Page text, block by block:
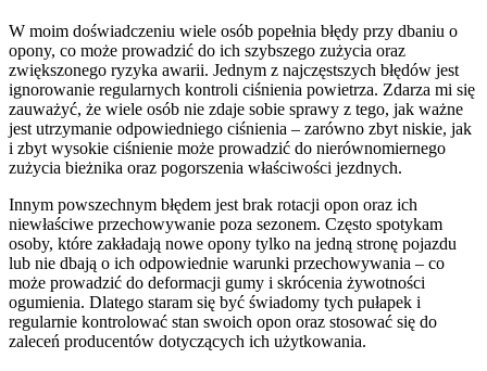
W moim doświadczeniu wiele osób popełnia błędy przy dbaniu o
opony, co może prowadzić do ich szybszego zużycia oraz
zwiększonego ryzyka awarii. Jednym z najczęstszych błędów jest
ignorowanie regularnych kontroli ciśnienia powietrza. Zdarza mi się
zauważyć, że wiele osób nie zdaje sobie sprawy z tego, jak ważne
jest utrzymanie odpowiedniego ciśnienia – zarówno zbyt niskie, jak
i zbyt wysokie ciśnienie może prowadzić do nierównomiernego
zużycia bieżnika oraz pogorszenia właściwości jezdnych.
Innym powszechnym błędem jest brak rotacji opon oraz ich
niewłaściwe przechowywanie poza sezonem. Często spotykam
osoby, które zakładają nowe opony tylko na jedną stronę pojazdu
lub nie dbają o ich odpowiednie warunki przechowywania – co
może prowadzić do deformacji gumy i skrócenia żywotności
ogumienia. Dlatego staram się być świadomy tych pułapek i
regularnie kontrolować stan swoich opon oraz stosować się do
zaleceń producentów dotyczących ich użytkowania.